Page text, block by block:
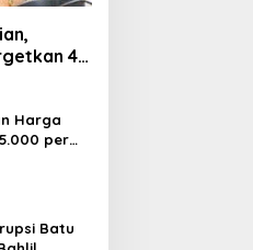
sebagai Basis
40
Harga
per
Kapal 30-
Batu